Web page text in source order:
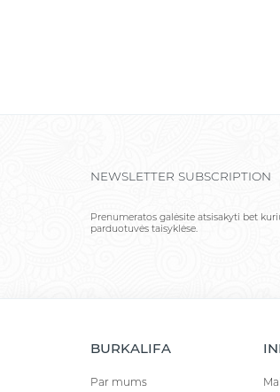
NEWSLETTER SUBSCRIPTION
Prenumeratos galėsite atsisakyti bet
parduotuvės taisyklėse.
BURKALIFA
Par mums